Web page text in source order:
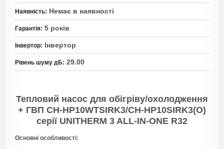
Наявність: Немає в наявності
Гарантія: 5 років
Інвертор: Інвертор
Рівень шуму дБ: 29.00
Тепловий насос для обігріву/охолодження
+ ГВП CH-HP10WTSIRK3/CH-HP10SIRK3(O)
серії UNITHERM 3 ALL-IN-ONE R32
Основні особливості: